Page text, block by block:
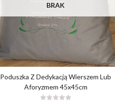
BRAK
Poduszka Z Dedykacją Wierszem Lub
Aforyzmem 45x45cm